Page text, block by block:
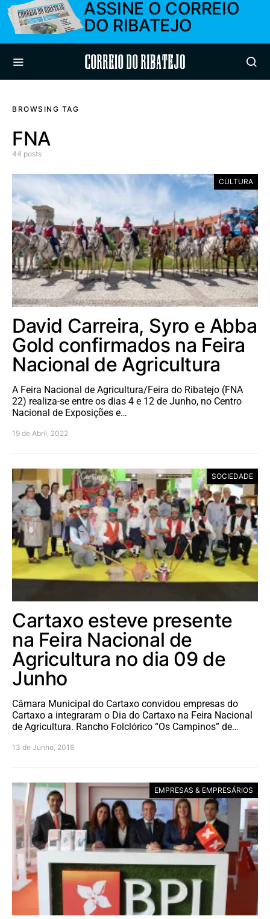
ASSINE O CORREIO
DO RIBATEJO
Correio do Ribatejo
BROWSING TAG
FNA
44 posts
CULTURA
David Carreira, Syro e Abba
Gold confirmados na Feira
Nacional de Agricultura
A Feira Nacional de Agricultura/Feira do Ribatejo (FNA
22) realiza-se entre os dias 4 e 12 de Junho, no Centro
Nacional de Exposições e…
19 de Abril, 2022
SOCIEDADE
Cartaxo esteve presente
na Feira Nacional de
Agricultura no dia 09 de
Junho
Câmara Municipal do Cartaxo convidou empresas do
Cartaxo a integraram o Dia do Cartaxo na Feira Nacional
de Agricultura. Rancho Folclórico “Os Campinos” de…
13 de Junho, 2018
EMPRESAS & EMPRESÁRIOS